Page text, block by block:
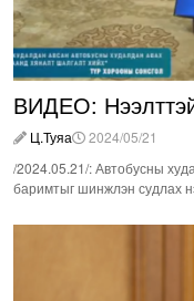
ВИДЕО:
Ц.Туяа
2024/05/21
/2024.05.21/: Автобусны
баримтыг шинжлэн судлах